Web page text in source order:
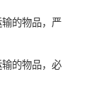
的物品，严
的物品，必